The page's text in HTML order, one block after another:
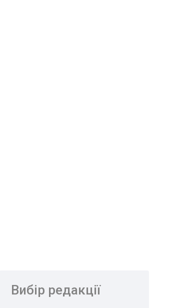
Вибір редакції